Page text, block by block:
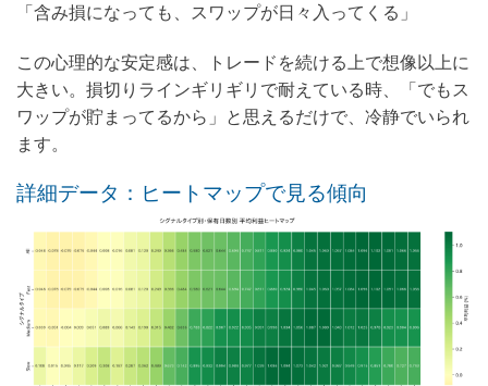
「含み損になっても、スワップが日々入ってくる」
この心理的な安定感は、トレードを続ける上で想像以上に
大きい。損切りラインギリギリで耐えている時、「でもス
ワップが貯まってるから」と思えるだけで、冷静でいられ
ます。
詳細データ：ヒートマップで見る傾向